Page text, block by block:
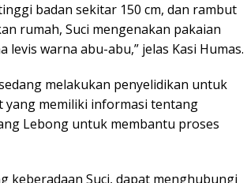
badan sekitar 150 cm, dan rambut
rumah, Suci mengenakan pakaian
warna abu-abu,” jelas Kasi Humas.
melakukan penyelidikan untuk
yang memiliki informasi tentang
Lebong untuk membantu proses
keberadaan Suci, dapat menghubungi